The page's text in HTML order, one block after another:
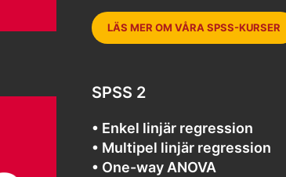
LÄS MER OM VÅRA SPSS-KURSER
SPSS 2
• Enkel linjär regression
• Multipel linjär regression
• One-way ANOVA